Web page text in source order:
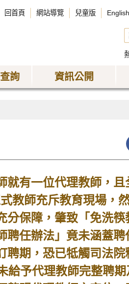
回首頁 網站導覽 兒童版 English
詢 資訊公開
有一位代理教師，且
教師充斥教育現場，
保障，肇致「免洗
聘任辦法」竟未涵蓋
期，恐已牴觸司法
給予代理教師完整聘